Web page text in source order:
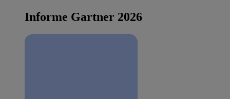
Informe Gartner 2026